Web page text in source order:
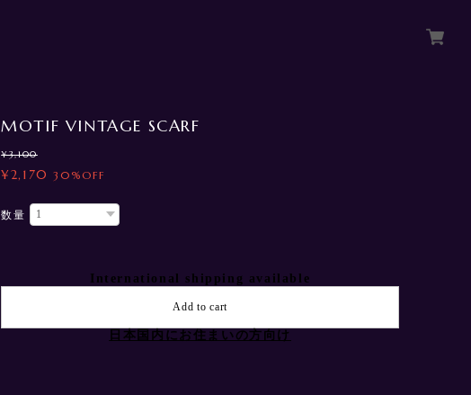
MOTIF VINTAGE SCARF
¥3,100
¥2,170 30%OFF
数量
International shipping available
Add to cart
日本国内にお住まいの方向け